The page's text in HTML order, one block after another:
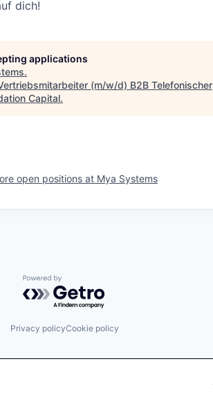
dich!
applications
.
(m/w/d) B2B Telefonischer
Capital.
open positions at Mya Systems
Powered by Getro.com
Privacy policyCookie policy